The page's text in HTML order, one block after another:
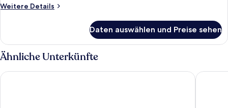
Weitere Details
Weitere
eigener
Pool
Daten auswählen und Preise sehen
Ähnliche Unterkünfte
Paralos Kosta Alímia